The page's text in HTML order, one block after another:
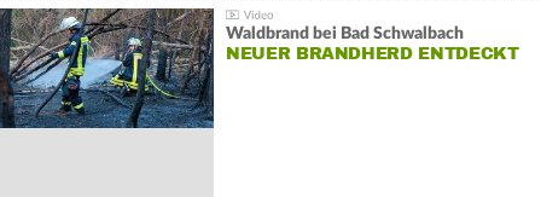
Waldbrand bei Bad Schwalbach
NEUER BRANDHERD ENTDECKT